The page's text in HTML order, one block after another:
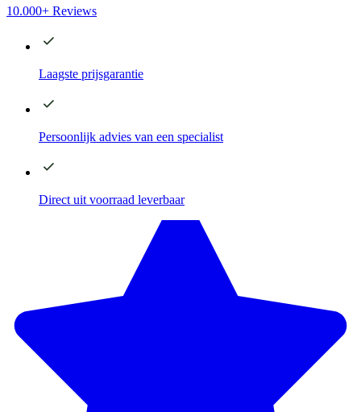
10.000+ Reviews
Laagste prijsgarantie
Persoonlijk advies van een specialist
Direct uit voorraad leverbaar